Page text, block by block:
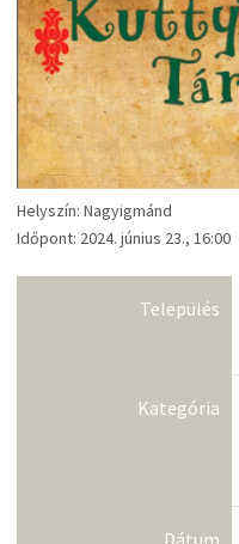
Helyszín: Nagyigmánd
Időpont: 2024. június 23., 16:00
Település
Kategória